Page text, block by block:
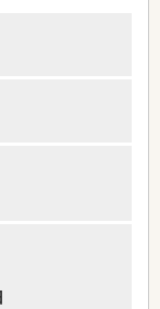
などにも挑戦した
を築きたい方。